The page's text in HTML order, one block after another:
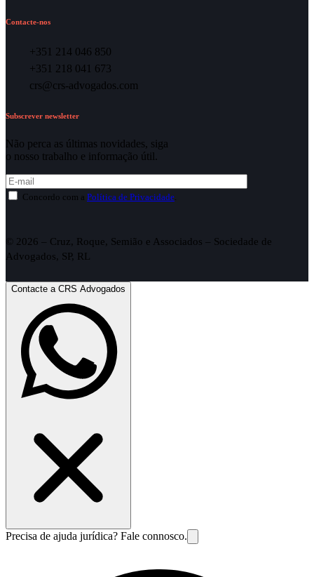
Contacte-nos
+351 214 046 850
+351 218 041 673
crs@crs-advogados.com
Subscrever newsletter
Não perca as últimas novidades, siga
o nosso trabalho e informação útil.
Concordo com a Política de Privacidade
© 2026 – Cruz, Roque, Semião e Associados – Sociedade de
Advogados, SP, RL
Contacte a CRS Advogados
Precisa de ajuda jurídica? Fale connosco.